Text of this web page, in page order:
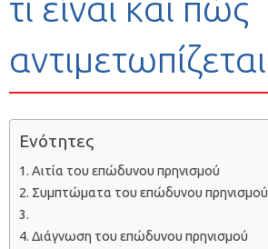
τι είναι και πώς
αντιμετωπίζεται
Ενότητες
Αιτία του επώδυνου πρηνισμού
Συμπτώματα του επώδυνου πρηνισμού
Διάγνωση του επώδυνου πρηνισμού